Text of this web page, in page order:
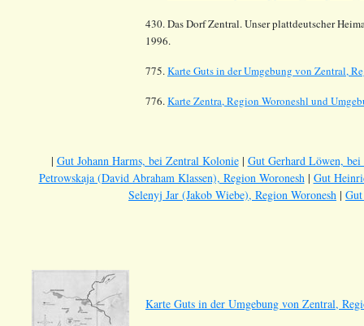
430. Das Dorf Zentral. Unser plattdeutscher
1996.
775.Karte Guts in der Umgebung von Zentral,
776.Karte Zentra, Region Woroneshl und
| Gut Johann Harms, bei Zentral Kolonie| Gut Gerhard Löwen,
Petrowskaja (David Abraham Klassen), Region Woronesh| Gut
Selenyj Jar (Jakob Wiebe), Region Woronesh |
Karte Guts in der Umgebung von Zentral,